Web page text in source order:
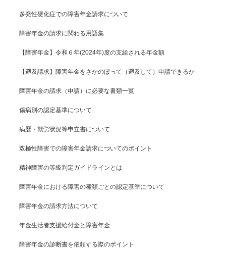
多発性硬化症での障害年金請求について
障害年金の請求に関わる用語集
【障害年金】令和６年(2024年)度の支給される年金額
【遡及請求】障害年金をさかのぼって（遡及して）申請できるか
障害年金の請求（申請）に必要な書類一覧
傷病別の認定基準について
病歴・就労状況等申立書について
双極性障害での障害年金請求についてのポイント
精神障害の等級判定ガイドラインとは
障害年金における障害の種類ごとの認定基準について
障害年金の請求方法について
年金生活者支援給付金と障害年金
障害年金の診断書を依頼する際のポイント